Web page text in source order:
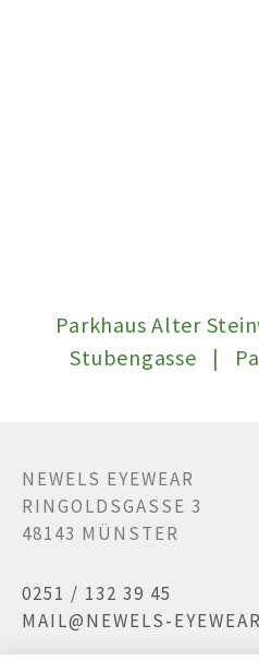
Parkhaus Alter
Stubengasse |
NEWELS EYEWEAR
RINGOLDSGASSE 3
48143 MÜNSTER
0251 / 132 39 45
MAIL@NEWELS-